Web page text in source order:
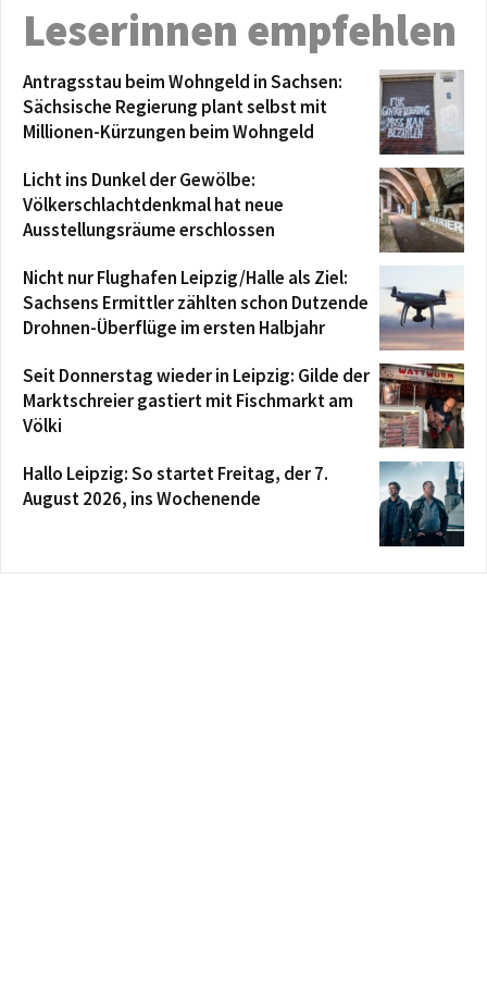
Leserinnen empfehlen
Antragsstau beim Wohngeld in Sachsen:
Sächsische Regierung plant selbst mit
Millionen-Kürzungen beim Wohngeld
Licht ins Dunkel der Gewölbe:
Völkerschlachtdenkmal hat neue
Ausstellungsräume erschlossen
Nicht nur Flughafen Leipzig/Halle als Ziel:
Sachsens Ermittler zählten schon Dutzende
Drohnen-Überflüge im ersten Halbjahr
Seit Donnerstag wieder in Leipzig: Gilde der
Marktschreier gastiert mit Fischmarkt am
Völki
Hallo Leipzig: So startet Freitag, der 7.
August 2026, ins Wochenende